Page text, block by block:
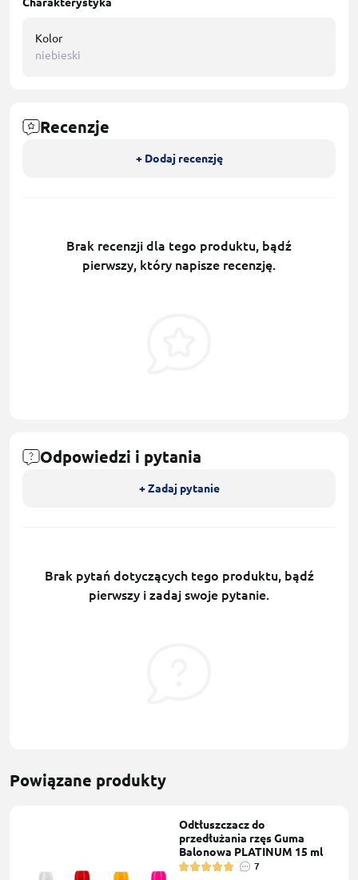
Kolor
niebieski
Recenzje
+ Dodaj recenzję
Brak recenzji dla tego produktu, bądź
pierwszy, który napisze recenzję.
Odpowiedzi i pytania
+ Zadaj pytanie
Brak pytań dotyczących tego produktu, bądź
pierwszy i zadaj swoje pytanie.
Powiązane produkty
Odtłuszczacz do
przedłużania rzęs Guma
Balonowa PLATINUM 15 ml
7